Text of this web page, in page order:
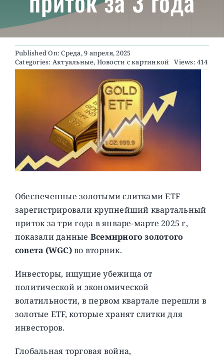
О ПРОЕКТЕ
Published On: Среда, 9 апреля, 2025
Categories: Актуальные, Новости с картинкой Views: 414
Обеспеченные золотыми слитками ETF
зарегистрировали крупнейший квартальный
приток за три года в январе-марте 2025 г,
показали данные Всемирного золотого
совета (WGC)во вторник.
Инвесторы, ищущие убежища от
политической и экономической
волатильности, в первом квартале перешли в
золотые ETF, которые хранят слитки для
инвесторов.
Глобальная торговая война,